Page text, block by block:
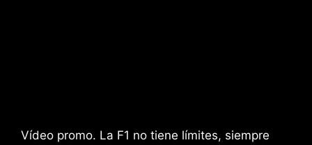
Vídeo promo. La F1 no tiene límites, siempre